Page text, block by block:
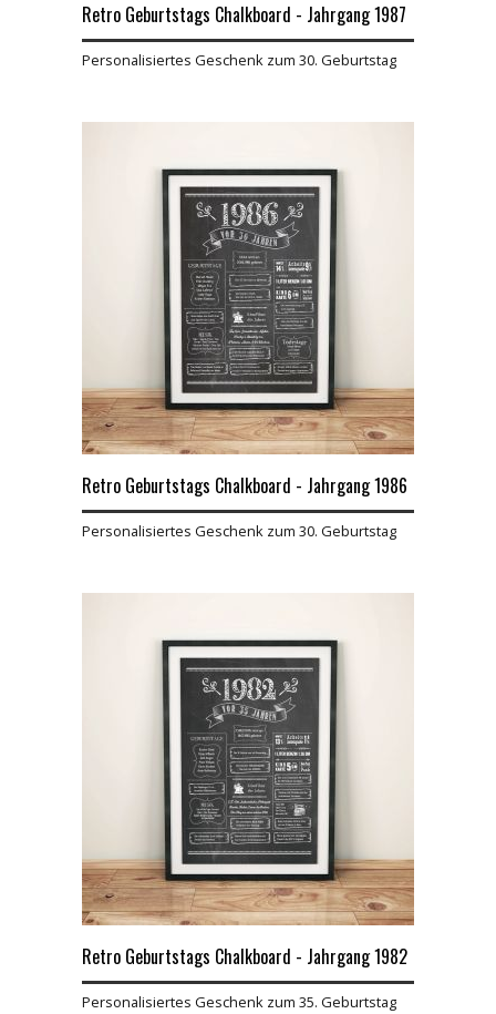
Retro Geburtstags Chalkboard - Jahrgang 1987
Personalisiertes Geschenk zum 30. Geburtstag
Retro Geburtstags Chalkboard - Jahrgang 1986
Personalisiertes Geschenk zum 30. Geburtstag
Retro Geburtstags Chalkboard - Jahrgang 1982
Personalisiertes Geschenk zum 35. Geburtstag